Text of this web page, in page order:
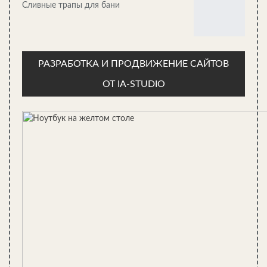
Дело в том, что вскрывать несколько раз каркасные стены не
рекомендуется, так как это отрицательно сказывается на их
долговечности. Оптимально будет, когда вы всего лишь 1 раз
выполните все необходимые операции, спрятав при этом все
провода и трубопроводы в негорючий и влагонепроницаемый
короб.
Выбор утеплителя для каркасных стен
Эффективность утепления каркасных строений напрямую
зависит от выбора вида утеплительного материала. При этом
любой теплоизолятор в бане должен иметь способность
выдерживать высокие температуры при значительном уровне
влажности. Также в обязательном порядке необходимо
обращать внимание на то, чтобы используемый в качестве
утеплителя материал не выделял при нагреве токсичные
вещества. Особенно важно соблюдать перечисленные условия
при подборе материала для внутреннего утепления бани, так
как именно он будет контактировать с человеческим
организмом в процессе приёма вам и вашими гостями банных
процедур.
Сливные трапы для бани
РАЗРАБОТКА И ПРОДВИЖЕНИЕ САЙТОВ
ОТ IA-STUDIO